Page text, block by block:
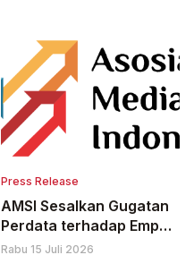
Press Release
AMSI Sesalkan Gugatan
Perdata terhadap Empat
Media di Bali, Minta
Rabu 15 Juli 2026